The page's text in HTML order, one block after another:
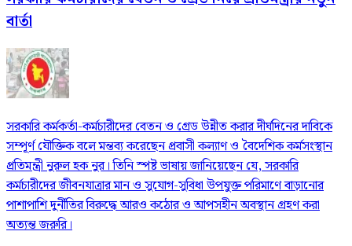
বার্তা
সরকারি কর্মকর্তা-কর্মচারীদের বেতন ও গ্রেড উন্নীত করার দীর্ঘদিনের দাবিকে
সম্পূর্ণ যৌক্তিক বলে মন্তব্য করেছেন প্রবাসী কল্যাণ ও বৈদেশিক কর্মসংস্থান
প্রতিমন্ত্রী নুরুল হক নুর। তিনি স্পষ্ট ভাষায় জানিয়েছেন যে, সরকারি
কর্মচারীদের জীবনযাত্রার মান ও সুযোগ-সুবিধা উপযুক্ত পরিমাণে বাড়ানোর
পাশাপাশি দুর্নীতির বিরুদ্ধে আরও কঠোর ও আপসহীন অবস্থান গ্রহণ করা
অত্যন্ত জরুরি।